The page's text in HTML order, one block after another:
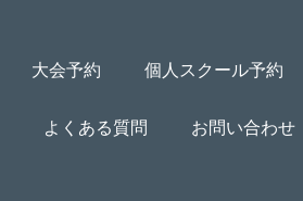
大会予約 個人スクール予約
よくある質問 お問い合わせ